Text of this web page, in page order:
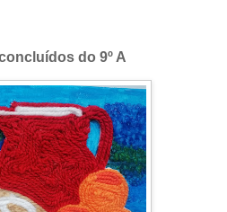
do 9º A